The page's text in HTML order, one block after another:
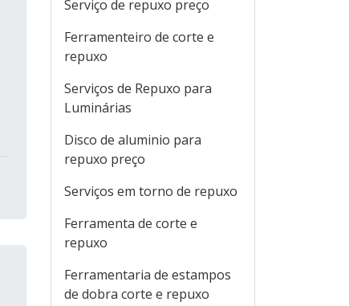
Serviço de repuxo preço
Ferramenteiro de corte e
repuxo
Serviços de Repuxo para
Luminárias
Disco de aluminio para
repuxo preço
Serviços em torno de repuxo
Ferramenta de corte e
repuxo
Ferramentaria de estampos
de dobra corte e repuxo